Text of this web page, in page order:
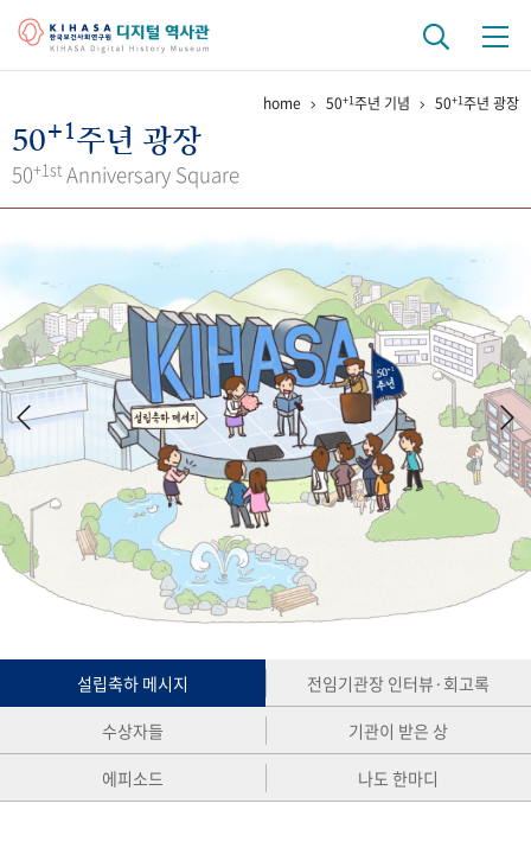
걸어온 길 기관 변천사
키워드로 보는 연구 역사
연구자들
간행물 변천사
기록물 아카이브
사진 아카이브 문서 기록물 행정박물 영상 기록물
50+1 주년 기념
성과 50선 숫자로 보는 50년 50
주년 광장
세계와 함께 한 KIHASA
VR 역사관
home 50+1주년 기념 50+1주년 광장
50+1주년 광장
50+1st Anniversary Square
설립축하 메시지
전임기관장 인터뷰·회고록
수상자들
기관이 받은 상
에피소드
나도 한마디